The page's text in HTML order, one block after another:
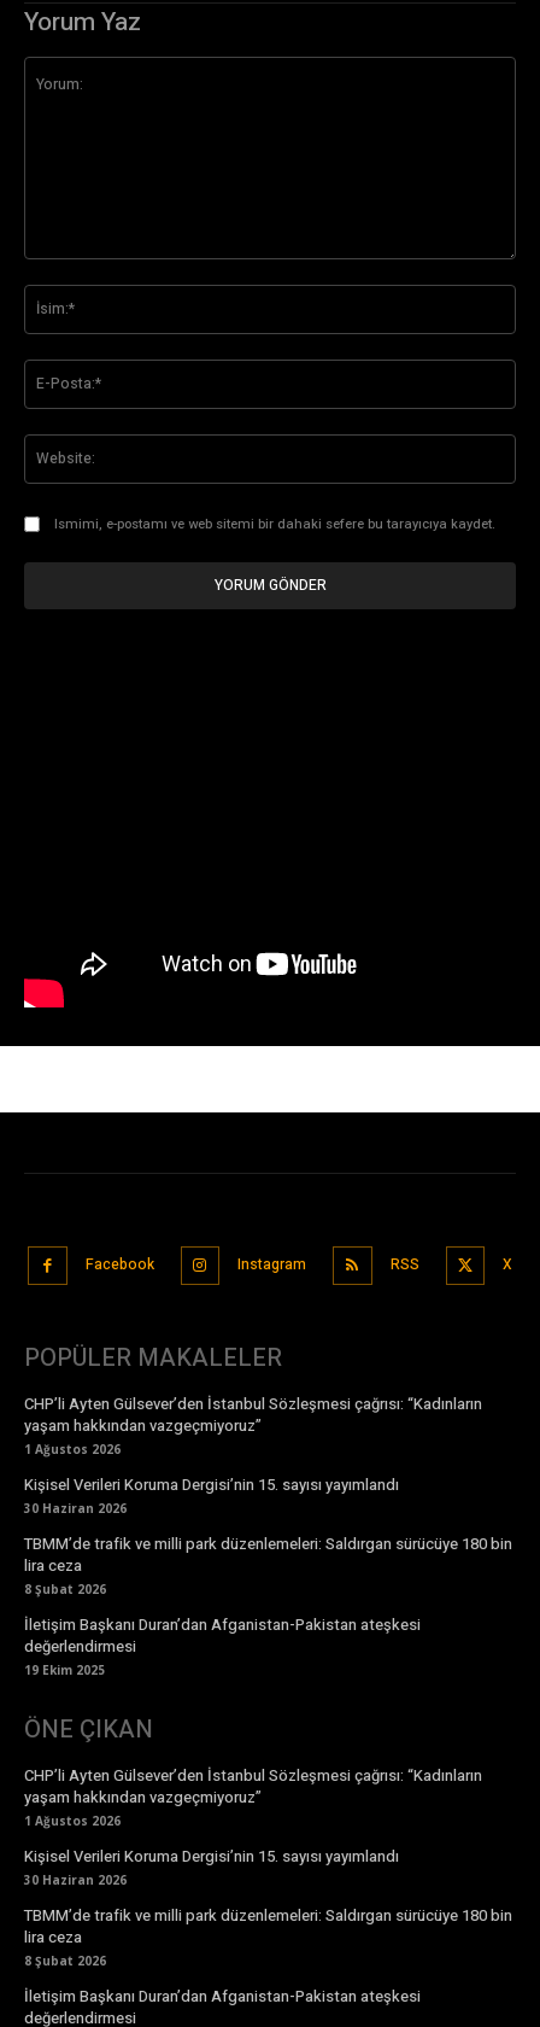
Facebook Instagram RSS X
POPÜLER MAKALELER
CHP’li Ayten Gülsever’den İstanbul Sözleşmesi çağrısı: “Kadınların
yaşam hakkından vazgeçmiyoruz”
1 Ağustos 2026
Kişisel Verileri Koruma Dergisi’nin 15. sayısı yayımlandı
30 Haziran 2026
TBMM’de trafik ve milli park düzenlemeleri: Saldırgan sürücüye 180 bin
lira ceza
8 Şubat 2026
İletişim Başkanı Duran’dan Afganistan-Pakistan ateşkesi
değerlendirmesi
19 Ekim 2025
ÖNE ÇIKAN
CHP’li Ayten Gülsever’den İstanbul Sözleşmesi çağrısı: “Kadınların
yaşam hakkından vazgeçmiyoruz”
1 Ağustos 2026
Kişisel Verileri Koruma Dergisi’nin 15. sayısı yayımlandı
30 Haziran 2026
TBMM’de trafik ve milli park düzenlemeleri: Saldırgan sürücüye 180 bin
lira ceza
8 Şubat 2026
İletişim Başkanı Duran’dan Afganistan-Pakistan ateşkesi
değerlendirmesi